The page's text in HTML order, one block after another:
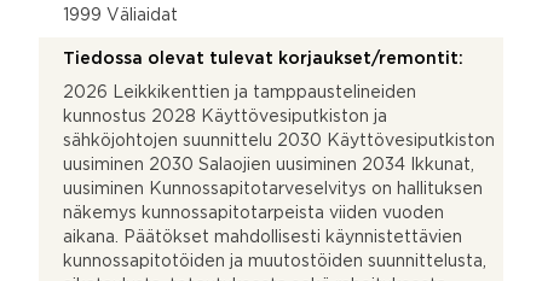
1999 Väliaidat
Tiedossa olevat tulevat korjaukset/remontit:
2026 Leikkikenttien ja tamppaustelineiden
kunnostus 2028 Käyttövesiputkiston ja
sähköjohtojen suunnittelu 2030 Käyttövesiputkiston
uusiminen 2030 Salaojien uusiminen 2034 Ikkunat,
uusiminen Kunnossapitotarveselvitys on hallituksen
näkemys kunnossapitotarpeista viiden vuoden
aikana. Päätökset mahdollisesti käynnistettävien
kunnossapitotöiden ja muutostöiden suunnittelusta,